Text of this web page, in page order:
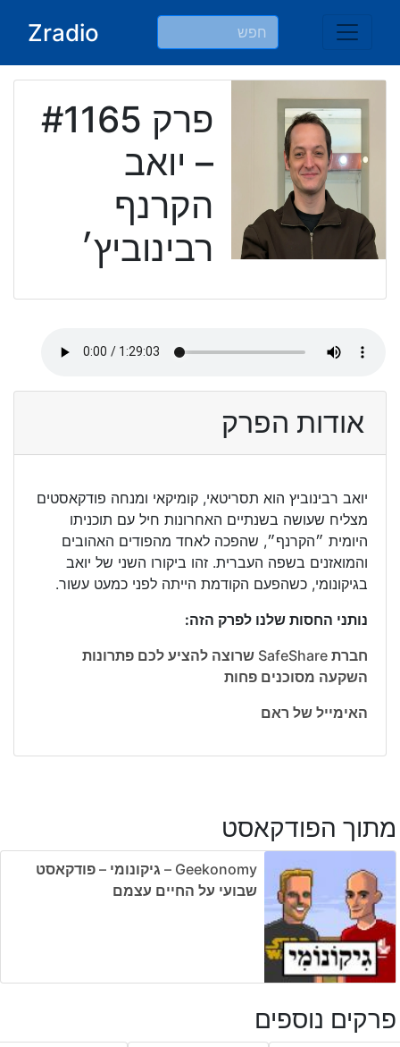
Zradio
פרק #1165
– יואב
הקרנף
רבינוביץ׳
אודות הפרק
יואב רבינוביץ הוא תסריטאי, קומיקאי ומנחה פודקאסטים
מצליח שעושה בשנתיים האחרונות חיל עם תוכניתו
היומית ״הקרנף״, שהפכה לאחד מהפודים האהובים
והמואזנים בשפה העברית. זהו ביקורו השני של יואב
בגיקונומי, כשהפעם הקודמת הייתה לפני כמעט עשור.
נותני החסות שלנו לפרק הזה:
חברת SafeShare שרוצה להציע לכם פתרונות
השקעה מסוכנים פחות
האימייל של ראם
מתוך הפודקאסט
Geekonomy – גיקונומי – פודקאסט
שבועי על החיים עצמם
פרקים נוספים